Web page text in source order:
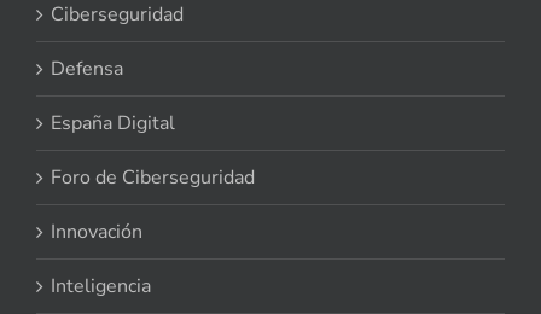
Ciberseguridad
Defensa
España Digital
Foro de Ciberseguridad
Innovación
Inteligencia